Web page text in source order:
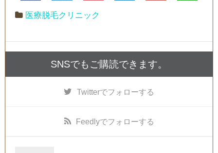
医療脱毛クリニック
SNSでもご購読できます。
Twitterでフォローする
Feedlyでフォローする